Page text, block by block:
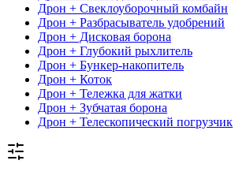
Дрон + Свеклоуборочный комбайн
Дрон + Разбрасыватель удобрений
Дрон + Дисковая борона
Дрон + Глубокий рыхлитель
Дрон + Бункер-накопитель
Дрон + Коток
Дрон + Тележка для жатки
Дрон + Зубчатая борона
Дрон + Телескопический погрузчик